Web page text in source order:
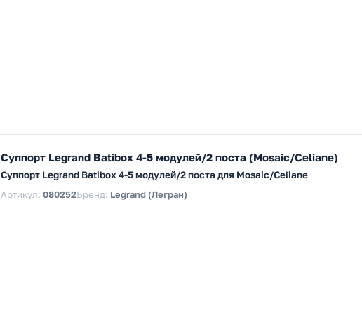
Суппорт Legrand Batibox 4-5 модулей/2 поста (Mosaic/Celiane)
Суппорт Legrand Batibox 4-5 модулей/2 поста для Mosaic/Celiane
Артикул: 080252Бренд: Legrand (Легран)